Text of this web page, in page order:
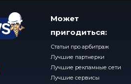
Может
пригодиться:
Статьи про арбитраж
Лучшие партнерки
Лучшие рекламные сети
Лучшие сервисы